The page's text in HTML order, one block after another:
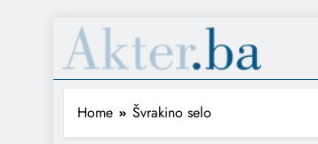
Home Švrakino selo